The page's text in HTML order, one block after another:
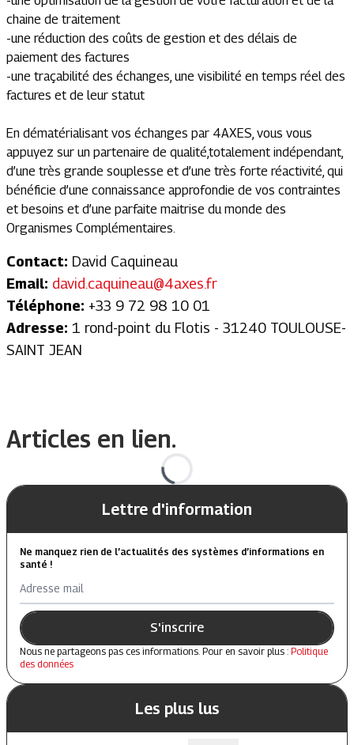
chaine de traitement
-une réduction des coûts de gestion et des délais de
paiement des factures
-une traçabilité des échanges, une visibilité en temps réel des
factures et de leur statut
En dématérialisant vos échanges par 4AXES, vous vous
appuyez sur un partenaire de qualité,totalement indépendant,
d’une très grande souplesse et d’une très forte réactivité, qui
bénéficie d’une connaissance approfondie de vos contraintes
et besoins et d’une parfaite maitrise du monde des
Organismes Complémentaires.
Contact: David Caquineau
Email: david.caquineau@4axes.fr
Téléphone: +33 9 72 98 10 01
Adresse: 1 rond-point du Flotis - 31240 TOULOUSE-
SAINT JEAN
Articles en lien.
Lettre d'information
Ne manquez rien de l’actualités des systèmes d’informations en
santé !
Adresse mail
S'inscrire
Nous ne partageons pas ces informations. Pour en savoir plus : Politique
des données
Les plus lus